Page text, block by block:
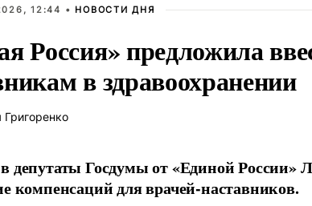
12:44 • НОВОСТИ ДНЯ
Россия» предложила
в здравоохранении
Григоренко
депутаты Госдумы от «Единой
компенсаций для врачей-наставников.